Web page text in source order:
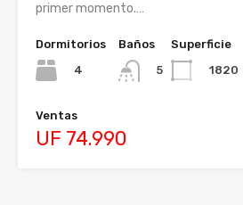
primer momento.…
Dormitorios
4
Baños
5
Superficie
1820
Ventas
UF 74.990